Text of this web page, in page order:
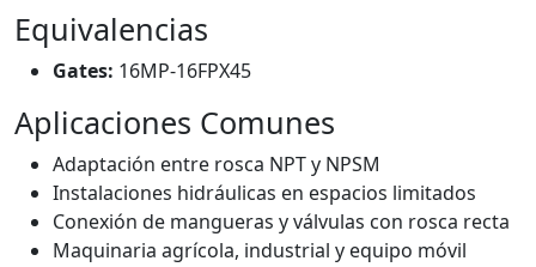
Equivalencias
Gates: 16MP-16FPX45
Aplicaciones Comunes
Adaptación entre rosca NPT y NPSM
Instalaciones hidráulicas en espacios limitados
Conexión de mangueras y válvulas con rosca recta
Maquinaria agrícola, industrial y equipo móvil